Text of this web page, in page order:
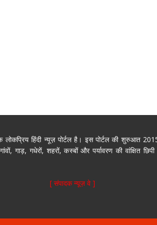
लोकप्रिय हिंदी न्यूज़ पोर्टल है। इस पोर्टल की शुरुआत
गाड़, गधेरों, शहरों, कस्बों और पर्यावरण की वांक्षित
[ संपादक न्यूज़ वे ]